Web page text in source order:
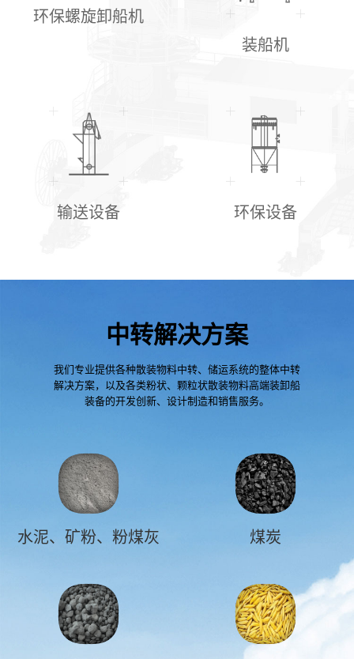
环保螺旋卸船机
装船机
输送设备 环保设备
中转解决方案
我们专业提供各种散装物料中转、储运系统的整体中转
解决方案，以及各类粉状、颗粒状散装物料高端装卸船
装备的开发创新、设计制造和销售服务。
水泥、矿粉、粉煤灰 煤炭